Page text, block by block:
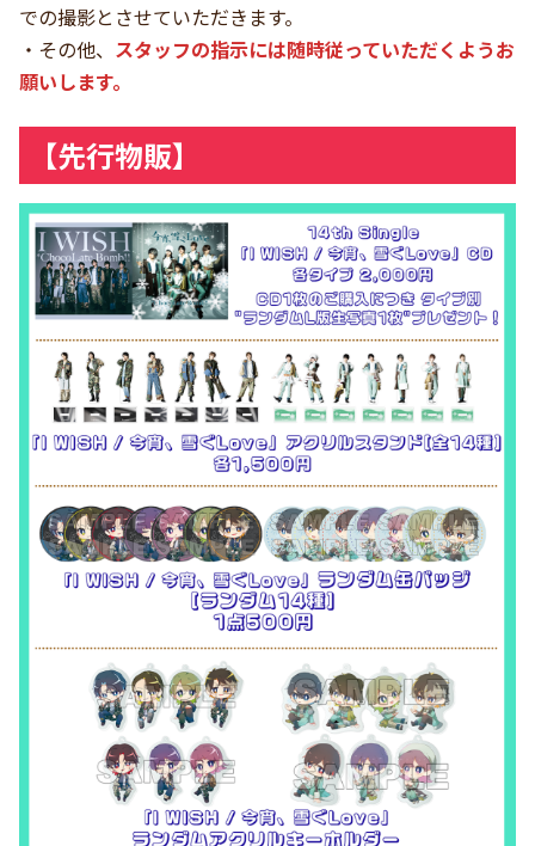
での撮影とさせていただきます。
・その他、 スタッフの指示には随時従っていただくようお
願いします。
【先行物販】